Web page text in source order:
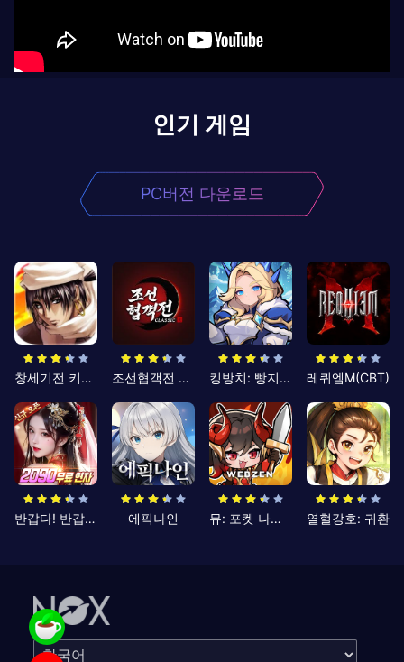
인기 게임
PC버전 다운로드
창세기전 키우기 조선협객전 클래식 킹방치: 빵지의 제왕 레퀴엠M(CBT)
반갑다! 반갑삼국지 에픽나인 뮤: 포켓 나이츠 열혈강호: 귀환